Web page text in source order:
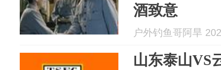
酒致意
户外钓鱼哥阿旱
山东泰山VS